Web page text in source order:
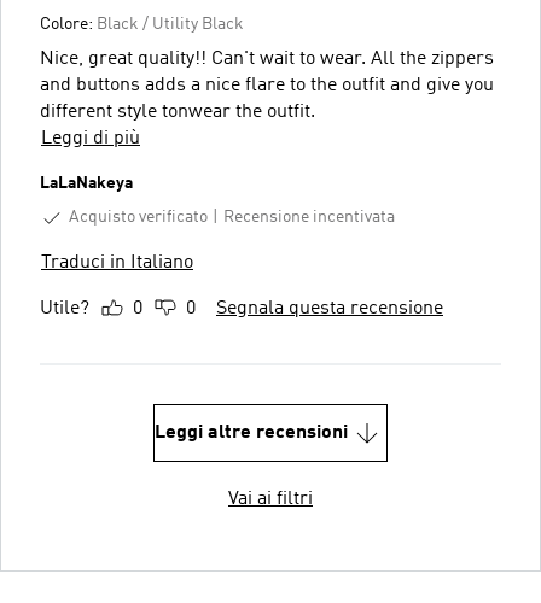
Colore: Black / Utility Black
Nice, great quality!! Can't wait to wear. All the zippers
and buttons adds a nice flare to the outfit and give you
different style tonwear the outfit.
Leggi di più
LaLaNakeya
Acquisto verificato
Recensione incentivata
Traduci in Italiano
Utile? 0 0 Segnala questa recensione
Leggi altre recensioni
Vai ai filtri